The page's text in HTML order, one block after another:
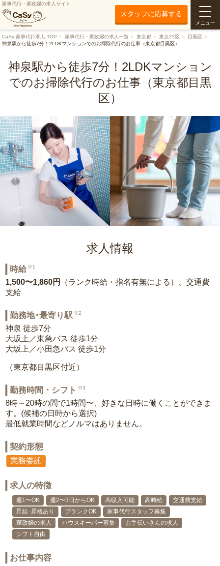
家事代行・家政婦の求人サイト
スタッフに応募する
メニュー
CaSy 家事代行求人 TOP 家事代行・家政婦の求人一覧 東京都 東京23区
目黒区
神泉駅から徒歩7分！2LDKマンションでのお掃除代行のお仕事（東京都目黒区）
神泉駅から徒歩7分！2LDKマンション
でのお掃除代行のお仕事（東京都目黒
区）
求人情報
時給 ※1
1,500〜1,860円
（ランク時給・指名有無による）、交通費
支給
勤務地･最寄り駅 ※2
神泉 徒歩7分
大坂上／東急バス 徒歩1分
大坂上／小田急バス 徒歩1分
（東京都目黒区付近）
勤務時間・シフト ※3
8時～20時の間で1時間〜、好きな日時に働くことができま
す。(候補の日時から選択)
最低就業時間などノルマはありません。
契約形態
業務委託
求人の特徴
週1〜OK 週2〜3日からOK 高収入可能 高時給
交通費支給
昇給･昇格あり
ブランクOK
家事代行スタッフ募集
家政婦の求人
ハウスキーパー募集
お手伝いさんの求人
シフト自由
お仕事内容